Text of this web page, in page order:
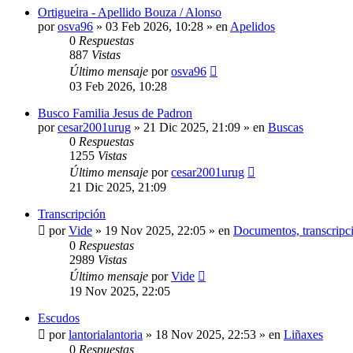
Ortigueira - Apellido Bouza / Alonso
porosva96 » 03 Feb 2026, 10:28 » en Apelidos
0 Respuestas
887 Vistas
Último mensaje porosva96
03 Feb 2026, 10:28
Busco Familia Jesus de Padron
porcesar2001urug » 21 Dic 2025, 21:09 » en Buscas
0 Respuestas
1255 Vistas
Último mensaje porcesar2001urug
21 Dic 2025, 21:09
Transcripción
porVide » 19 Nov 2025, 22:05 » en Documentos,
0 Respuestas
2989 Vistas
Último mensaje porVide
19 Nov 2025, 22:05
Escudos
porlantorialantoria » 18 Nov 2025, 22:53 » en Liñaxes
0 Respuestas